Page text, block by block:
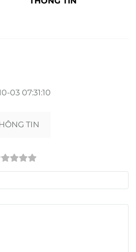
03 07:31:10
TIN